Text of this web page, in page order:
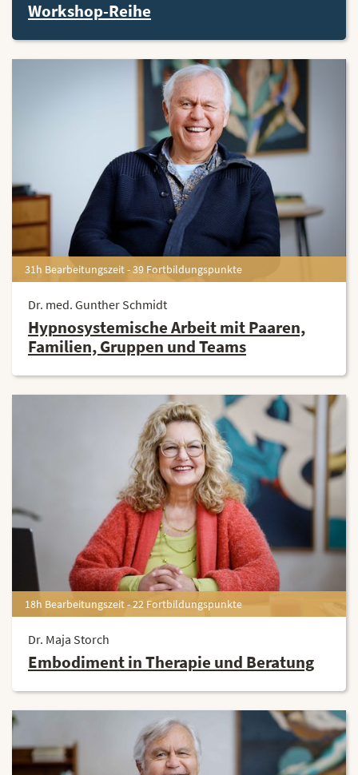
Workshop-Reihe
31h Bearbeitungszeit - 39 Fortbildungspunkte
Dr. med. Gunther Schmidt
Hypnosystemische Arbeit mit Paaren,
Familien, Gruppen und Teams
18h Bearbeitungszeit - 22 Fortbildungspunkte
Dr. Maja Storch
Embodiment in Therapie und Beratung